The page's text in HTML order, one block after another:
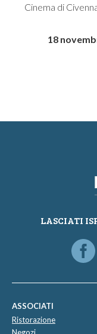
Cinema di
18
LASCIATI
ASSOCIATI
Ristorazione